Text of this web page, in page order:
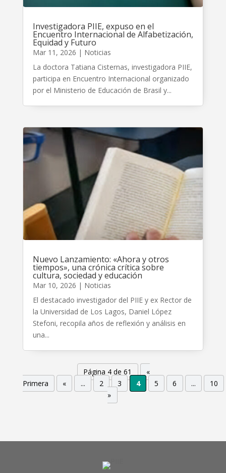
Investigadora PIIE, expuso en el
Encuentro Internacional de Alfabetización,
Equidad y Futuro
Mar 11, 2026 | Noticias
La doctora Tatiana Cisternas, investigadora PIIE,
participa en Encuentro Internacional organizado
por el Ministerio de Educación de Brasil y...
Nuevo Lanzamiento: «Ahora y otros
tiempos», una crónica crítica sobre
cultura, sociedad y educación
Mar 10, 2026 | Noticias
El destacado investigador del PIIE y ex Rector de
la Universidad de Los Lagos, Daniel López
Stefoni, recopila años de reflexión y análisis en
una...
Página 4 de 61
«
Primera
« ... 2 3 4 5 6 ...
10
»